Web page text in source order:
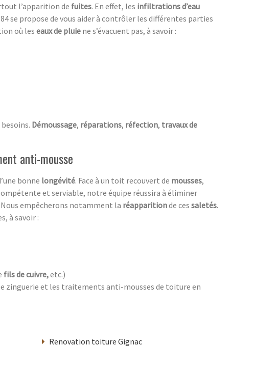
l’apparition de fuites. En effet, les infiltrations d’eau
84 se propose de vous aider à contrôler les différentes parties
où les eaux de pluie ne s’évacuent pas, à savoir :
Démoussage, réparations, réfection, travaux de
anti-mousse
bonne longévité. Face à un toit recouvert de mousses,
et serviable, notre équipe réussira à éliminer
empêcherons notamment la réapparitionde ces saletés.
à savoir :
fils de cuivre,etc.)
zinguerie et les traitements anti-mousses de toiture en
Renovation toiture Gignac